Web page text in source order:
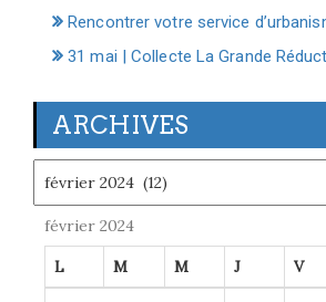
Rencontrer votre service
31 mai | Collecte La Grande
ARCHIVES
février 2024
L M M J V